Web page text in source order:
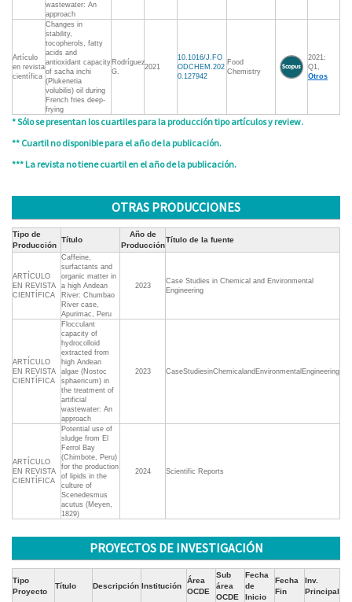
wastewater: An
approach
Artículo
en revista
científica
Changes in
stability,
tocopherols, fatty
acids and
antioxidant capacity
of sacha inchi
(Plukenetia
volubilis) oil during
French fries deep-
frying
Rodríguez
G.
2021
10.1016/J.FO
ODCHEM.202
0.127942
Food
Chemistry
2021:
Q1,
Otros
* Sólo se presentan los cuartiles para la producción tipo artículos y review.
** Cuartil no disponible para el año de la publicación.
*** La revista no tiene cuartil en el año de la publicación.
OTRAS PRODUCCIONES
Tipo de
Producción
Título
Año de
Producción
Título de la fuente
ARTÍCULO
EN REVISTA
CIENTÍFICA
Caffeine,
surfactants and
organic matter in
a high Andean
River: Chumbao
River case,
Apurimac, Peru
2023
Case Studies in Chemical and Environmental
Engineering
ARTÍCULO
EN REVISTA
CIENTÍFICA
Flocculant
capacity of
hydrocolloid
extracted from
high Andean
algae (Nostoc
sphaericum) in
the treatment of
artificial
wastewater: An
approach
2023 CaseStudiesinChemicalandEnvironmentalEngineering
ARTÍCULO
EN REVISTA
CIENTÍFICA
Potential use of
sludge from El
Ferrol Bay
(Chimbote, Peru)
for the production
of lipids in the
culture of
Scenedesmus
acutus (Meyen,
1829)
2024 Scientific Reports
PROYECTOS DE INVESTIGACIÓN
Tipo
Proyecto
Título Descripción Institución
Área
OCDE
Sub
área
OCDE
Fecha
de
Inicio
Fecha
Fin
Inv.
Principal